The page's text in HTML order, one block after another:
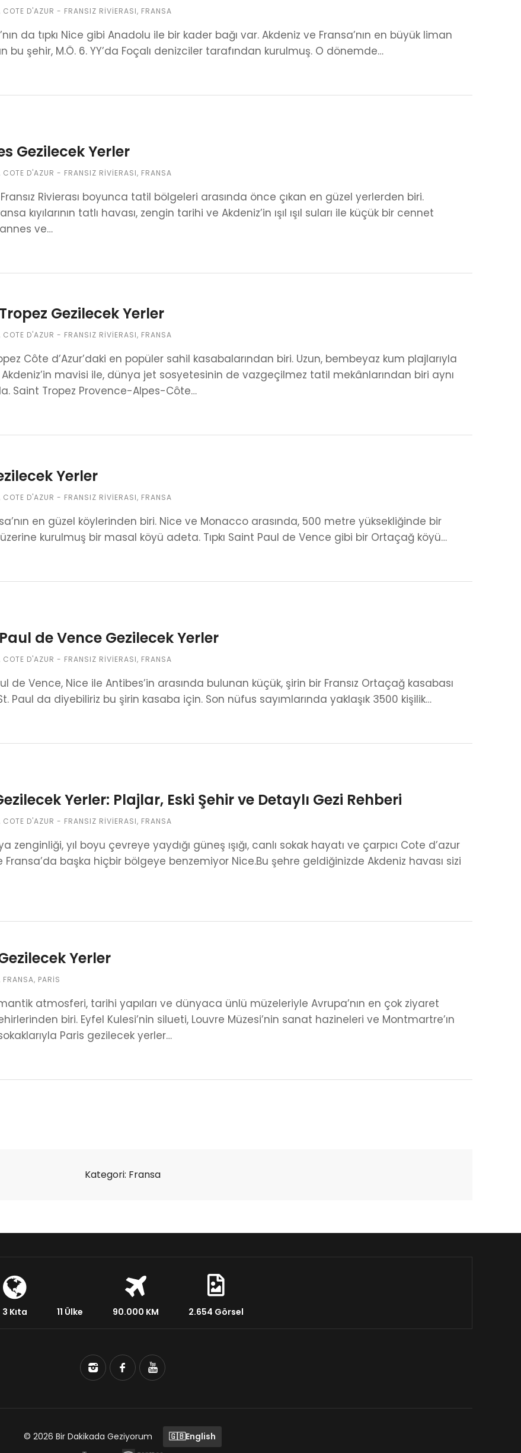
COTE D'AZUR - FRANSIZ RIVIERASI, FRANSA
da tıpkı Nice gibi Anadolu ile bir kader bağı var. Akdeniz ve Fransa’nın en büyük liman
bu şehir, M.Ö. 6. YY’da Foçalı denizciler tarafından kurulmuş. O dönemde…
Gezilecek Yerler
COTE D'AZUR - FRANSIZ RIVIERASI, FRANSA
Rivierası boyunca tatil bölgeleri arasında önce çıkan en güzel yerlerden biri.
kıyılarının tatlı havası, zengin tarihi ve Akdeniz’in ışıl ışıl suları ile küçük bir cennet
ve…
Gezilecek Yerler
COTE D'AZUR - FRANSIZ RIVIERASI, FRANSA
Côte d’Azur’daki en popüler sahil kasabalarından biri. Uzun, bembeyaz kum plajlarıyla
mavisi ile, dünya jet sosyetesinin de vazgeçilmez tatil mekânlarından biri aynı
Saint Tropez Provence-Alpes-Côte…
Yerler
COTE D'AZUR - FRANSIZ RIVIERASI, FRANSA
en güzel köylerinden biri. Nice ve Monacco arasında, 500 metre yüksekliğinde bir
kurulmuş bir masal köyü adeta. Tıpkı Saint Paul de Vence gibi bir Ortaçağ köyü…
de Vence Gezilecek Yerler
COTE D'AZUR - FRANSIZ RIVIERASI, FRANSA
de Vence, Nice ile Antibes’in arasında bulunan küçük, şirin bir Fransız Ortaçağ kasabası
Paul da diyebiliriz bu şirin kasaba için. Son nüfus sayımlarında yaklaşık 3500 kişilik…
Yerler: Plajlar, Eski Şehir ve Detaylı Gezi Rehberi
COTE D'AZUR - FRANSIZ RIVIERASI, FRANSA
zenginliği, yıl boyu çevreye yaydığı güneş ışığı, canlı sokak hayatı ve çarpıcı Cote d’azur
Fransa’da başka hiçbir bölgeye benzemiyor Nice.Bu şehre geldiğinizde Akdeniz havası sizi
Yerler
FRANSA, PARIS
atmosferi, tarihi yapıları ve dünyaca ünlü müzeleriyle Avrupa’nın en çok ziyaret
biri. Eyfel Kulesi’nin silueti, Louvre Müzesi’nin sanat hazineleri ve Montmartre’ın
Paris gezilecek yerler…
Kategori: Fransa
3 Kıta 11 Ülke 90.000 KM 2.654 Görsel
© 2026 Bir Dakikada Geziyorum 🇬🇧English